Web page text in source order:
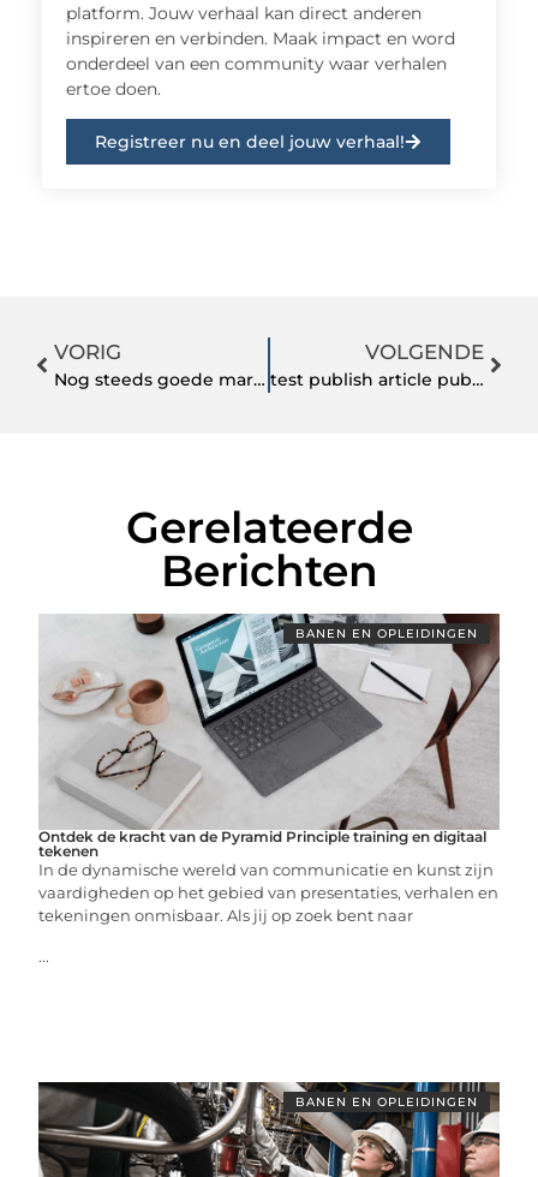
platform. Jouw verhaal kan direct anderen
inspireren en verbinden. Maak impact en word
onderdeel van een community waar verhalen
ertoe doen.
Registreer nu en deel jouw verhaal!
VORIG
Nog steeds goede markt voor groothandel knuffels?
VOLGENDE
test publish article publish on 2024-03-28 12:36:37am (Edited)
Gerelateerde
Berichten
BANEN EN OPLEIDINGEN
Ontdek de kracht van de Pyramid Principle training en digitaal
tekenen
In de dynamische wereld van communicatie en kunst zijn
vaardigheden op het gebied van presentaties, verhalen en
tekeningen onmisbaar. Als jij op zoek bent naar
...
BANEN EN OPLEIDINGEN